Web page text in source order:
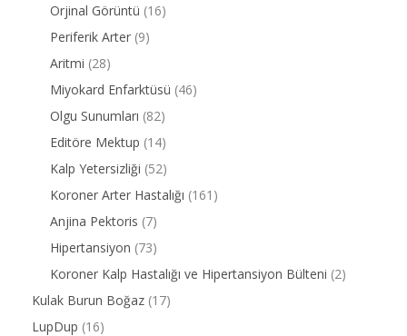
Orjinal Görüntü (16)
Periferik Arter (9)
Aritmi (28)
Miyokard Enfarktüsü (46)
Olgu Sunumları (82)
Editöre Mektup (14)
Kalp Yetersizliği (52)
Koroner Arter Hastalığı (161)
Anjina Pektoris (7)
Hipertansiyon (73)
Koroner Kalp Hastalığı ve Hipertansiyon Bülteni (2)
Kulak Burun Boğaz (17)
LupDup (16)